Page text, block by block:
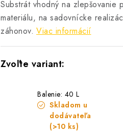
Substrát vhodný na zlepšovanie
materiálu, na sadovnícke
záhonov. Viac informácií
Balenie: 40 L
Skladom u
dodávateľa
(>10 ks)